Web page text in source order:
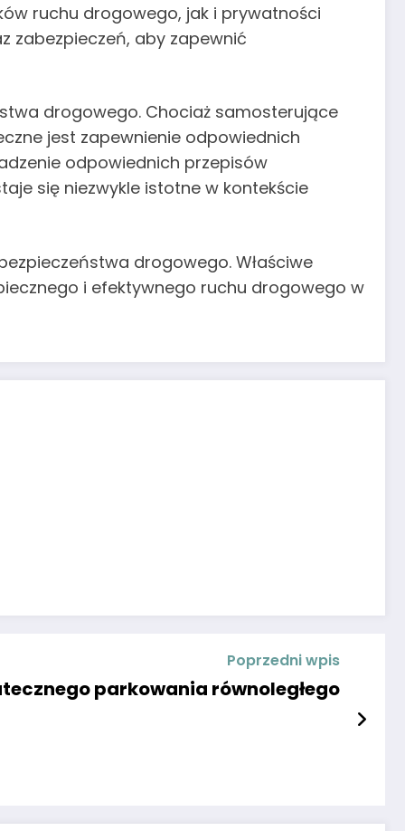
ruchu drogowego, jak i prywatności
zabezpieczeń, aby zapewnić
drogowego. Chociaż samosterujące
jest zapewnienie odpowiednich
odpowiednich przepisów
się niezwykle istotne w kontekście
drogowego. Właściwe
i efektywnego ruchu drogowego w
Poprzedni wpis
parkowania równoległego